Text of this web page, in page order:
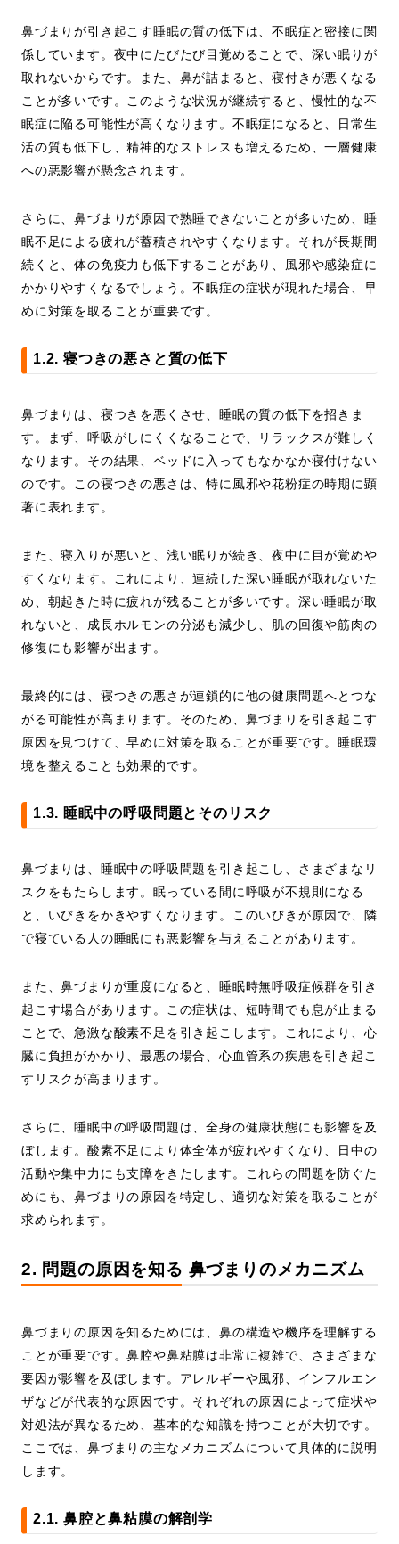
鼻づまりが引き起こす睡眠の質の低下は、不眠症と密接に関
係しています。夜中にたびたび目覚めることで、深い眠りが
取れないからです。また、鼻が詰まると、寝付きが悪くなる
ことが多いです。このような状況が継続すると、慢性的な不
眠症に陥る可能性が高くなります。不眠症になると、日常生
活の質も低下し、精神的なストレスも増えるため、一層健康
への悪影響が懸念されます。
さらに、鼻づまりが原因で熟睡できないことが多いため、睡
眠不足による疲れが蓄積されやすくなります。それが長期間
続くと、体の免疫力も低下することがあり、風邪や感染症に
かかりやすくなるでしょう。不眠症の症状が現れた場合、早
めに対策を取ることが重要です。
1.2. 寝つきの悪さと質の低下
鼻づまりは、寝つきを悪くさせ、睡眠の質の低下を招きま
す。まず、呼吸がしにくくなることで、リラックスが難しく
なります。その結果、ベッドに入ってもなかなか寝付けない
のです。この寝つきの悪さは、特に風邪や花粉症の時期に顕
著に表れます。
また、寝入りが悪いと、浅い眠りが続き、夜中に目が覚めや
すくなります。これにより、連続した深い睡眠が取れないた
め、朝起きた時に疲れが残ることが多いです。深い睡眠が取
れないと、成長ホルモンの分泌も減少し、肌の回復や筋肉の
修復にも影響が出ます。
最終的には、寝つきの悪さが連鎖的に他の健康問題へとつな
がる可能性が高まります。そのため、鼻づまりを引き起こす
原因を見つけて、早めに対策を取ることが重要です。睡眠環
境を整えることも効果的です。
1.3. 睡眠中の呼吸問題とそのリスク
鼻づまりは、睡眠中の呼吸問題を引き起こし、さまざまなリ
スクをもたらします。眠っている間に呼吸が不規則になる
と、いびきをかきやすくなります。このいびきが原因で、隣
で寝ている人の睡眠にも悪影響を与えることがあります。
また、鼻づまりが重度になると、睡眠時無呼吸症候群を引き
起こす場合があります。この症状は、短時間でも息が止まる
ことで、急激な酸素不足を引き起こします。これにより、心
臓に負担がかかり、最悪の場合、心血管系の疾患を引き起こ
すリスクが高まります。
さらに、睡眠中の呼吸問題は、全身の健康状態にも影響を及
ぼします。酸素不足により体全体が疲れやすくなり、日中の
活動や集中力にも支障をきたします。これらの問題を防ぐた
めにも、鼻づまりの原因を特定し、適切な対策を取ることが
求められます。
2. 問題の原因を知る 鼻づまりのメカニズム
鼻づまりの原因を知るためには、鼻の構造や機序を理解する
ことが重要です。鼻腔や鼻粘膜は非常に複雑で、さまざまな
要因が影響を及ぼします。アレルギーや風邪、インフルエン
ザなどが代表的な原因です。それぞれの原因によって症状や
対処法が異なるため、基本的な知識を持つことが大切です。
ここでは、鼻づまりの主なメカニズムについて具体的に説明
します。
2.1. 鼻腔と鼻粘膜の解剖学